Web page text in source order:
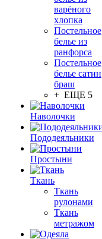
варёного
хлопка
Постельное
белье из
ранфорса
Постельное
белье сатин
браш
+ ЕЩЕ 5
Наволочки
Пододеяльники
Простыни
Ткань
Ткань
рулонами
Ткань
метражом